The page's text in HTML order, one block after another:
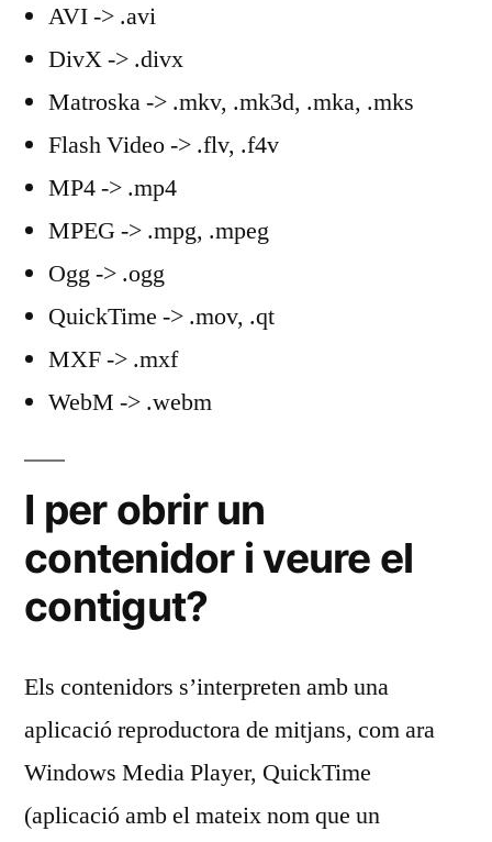
AVI -> .avi
DivX -> .divx
Matroska -> .mkv, .mk3d, .mka, .mks
Flash Video -> .flv, .f4v
MP4 -> .mp4
MPEG -> .mpg, .mpeg
Ogg -> .ogg
QuickTime -> .mov, .qt
MXF -> .mxf
WebM -> .webm
I per obrir un
contenidor i veure el
contigut?
Els contenidors s’interpreten amb una
aplicació reproductora de mitjans, com ara
Windows Media Player, QuickTime
(aplicació amb el mateix nom que un